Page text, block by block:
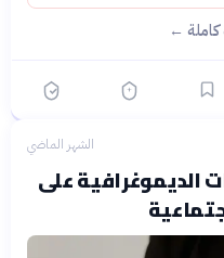
←
الشهر الماضي
الديموغرافية على